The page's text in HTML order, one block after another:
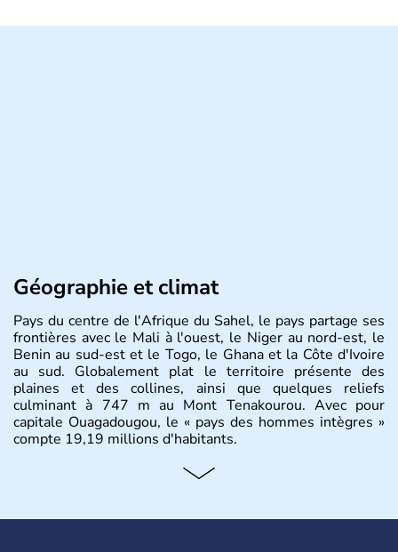
Géographie et climat
Pays du centre de l'Afrique du Sahel, le pays partage ses
frontières avec le Mali à l'ouest, le Niger au nord-est, le
Benin au sud-est et le Togo, le Ghana et la Côte d'Ivoire
au sud. Globalement plat le territoire présente des
plaines et des collines, ainsi que quelques reliefs
culminant à 747 m au Mont Tenakourou. Avec pour
capitale Ouagadougou, le « pays des hommes intègres »
compte 19,19 millions d'habitants.